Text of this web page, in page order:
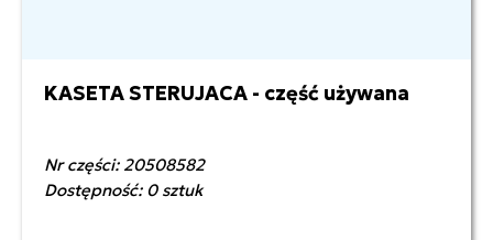
950,00 zł netto
KASETA STERUJACA - część używana
Nr części: 20508582
Dostępność: 0 sztuk